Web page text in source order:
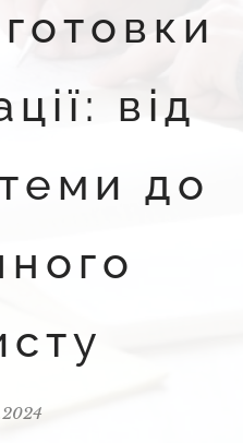
від
до